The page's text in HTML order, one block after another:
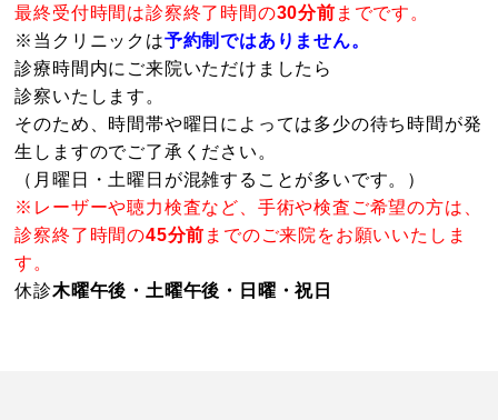
最終受付時間は診察終了時間の30分前 までです。
※当クリニックは予約制ではありません。
診療時間内にご来院いただけましたら
診察いたします。
そのため、時間帯や曜日によっては多少の待ち時間が発
生しますのでご了承ください。
（月曜日・土曜日が混雑することが多いです。）
※レーザーや聴力検査など、手術や検査ご希望の方は、
診察終了時間の45分前 までのご来院をお願いいたしま
す。
休診木曜午後・土曜午後・日曜・祝日